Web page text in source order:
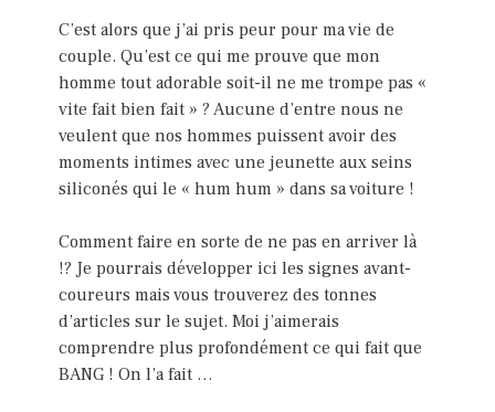
C’est alors que j’ai pris peur pour ma vie de
couple. Qu’est ce qui me prouve que mon
homme tout adorable soit-il ne me trompe pas «
vite fait bien fait » ? Aucune d’entre nous ne
veulent que nos hommes puissent avoir des
moments intimes avec une jeunette aux seins
siliconés qui le « hum hum » dans sa voiture !
Comment faire en sorte de ne pas en arriver là
!? Je pourrais développer ici les signes avant-
coureurs mais vous trouverez des tonnes
d’articles sur le sujet. Moi j’aimerais
comprendre plus profondément ce qui fait que
BANG ! On l’a fait …